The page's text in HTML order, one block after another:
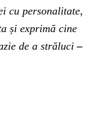
cu personalitate,
și exprimă cine
de a străluci –